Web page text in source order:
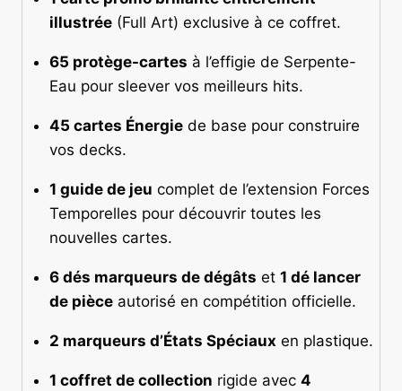
illustrée(Full Art) exclusive à ce coffret.
65 protège-cartes à l’effigie de Serpente-
Eau pour sleever vos meilleurs hits.
45 cartes Énergiede base pour construire
vos decks.
1 guide de jeu complet de l’extension Forces
Temporelles pour découvrir toutes les
nouvelles cartes.
6 dés marqueurs de dégâts et 1 dé lancer
de pièceautorisé en compétition officielle.
2 marqueurs d’États Spéciaux en plastique.
1 coffret de collection rigide avec 4